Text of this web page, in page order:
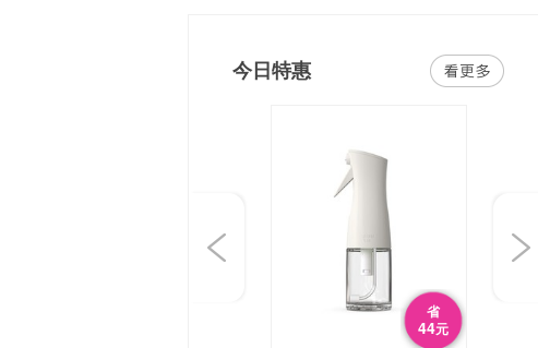
【書紐eXross 支援版本公告】2026/09/01起「書紐
今日特惠
省
44元